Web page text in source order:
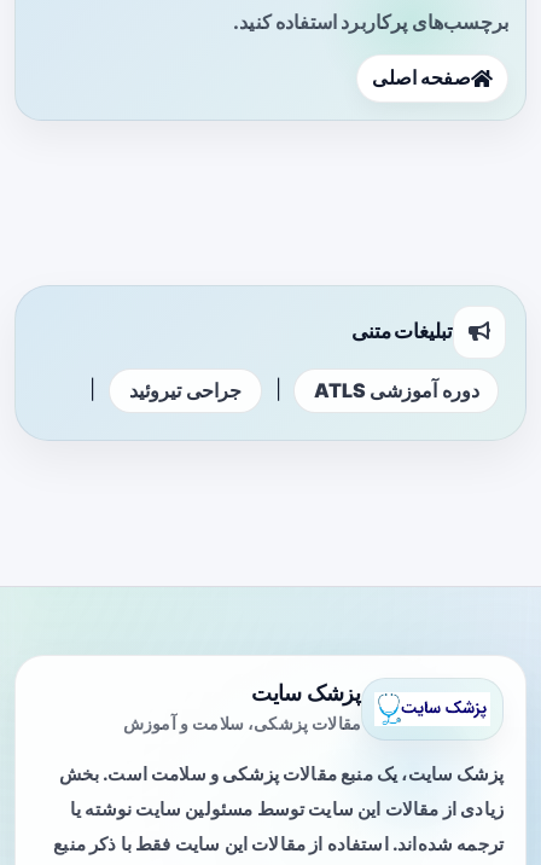
برچسب‌های پرکاربرد استفاده کنید.
صفحه اصلی
تبلیغات متنی
دوره آموزشی ATLS جراحی تیروئید
پزشک سایت
مقالات پزشکی، سلامت و آموزش
پزشک سایت، یک منبع مقالات پزشکی و سلامت است. بخش
زیادی از مقالات این سایت توسط مسئولین سایت نوشته یا
ترجمه شده‌اند. استفاده از مقالات این سایت فقط با ذکر منبع